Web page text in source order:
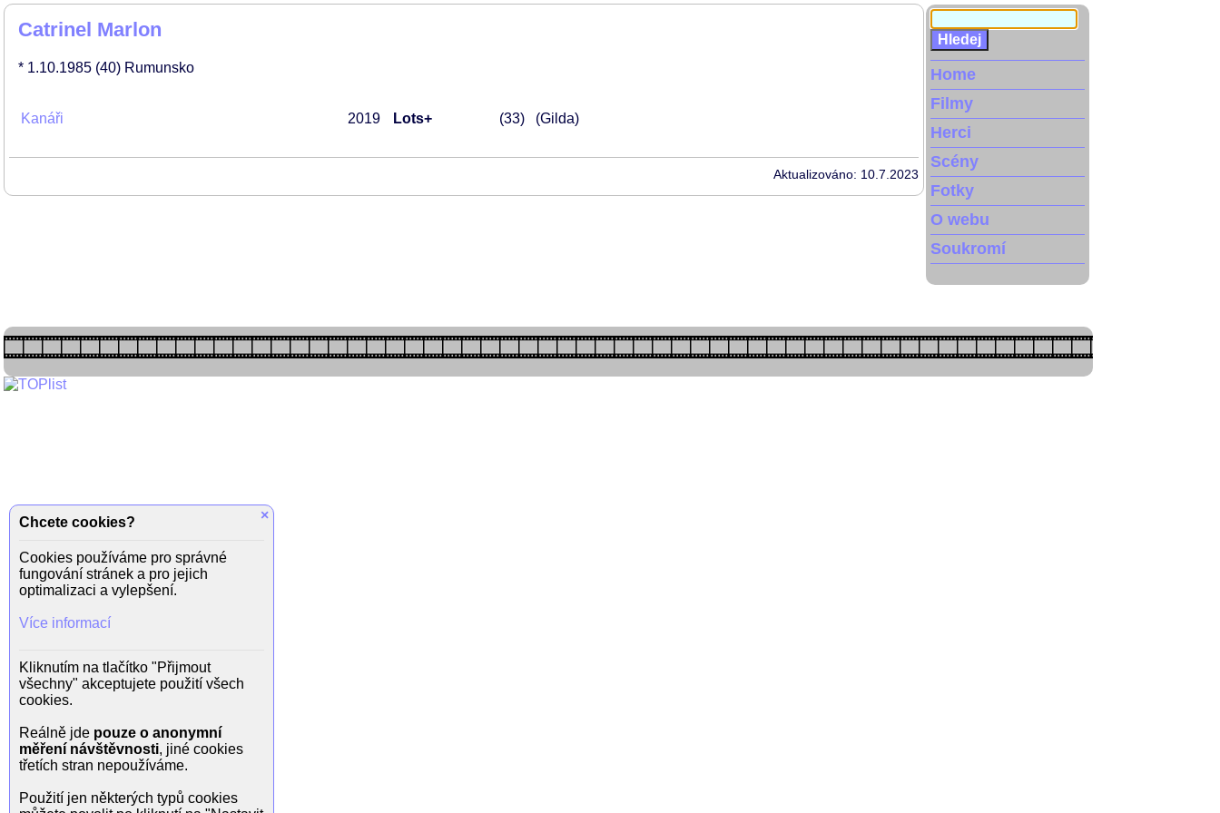
Catrinel Marlon
* 1.10.1985 (40) Rumunsko
Kanáři 2019 Lots+ 33 (Gilda)
Aktualizováno: 10.7.2023
Home
Filmy
Herci
Scény
Fotky
O webu
Soukromí
×
Chcete cookies?
Cookies používáme pro správné
fungování stránek a pro jejich
optimalizaci a vylepšení.
Více informací
Kliknutím na tlačítko "Přijmout
všechny" akceptujete použití všech
cookies.
Reálně jde pouze o anonymní
měření návštěvnosti, jiné cookies
třetích stran nepoužíváme.
Použití jen některých typů cookies